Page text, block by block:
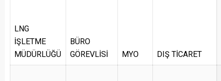
LNG
İŞLETME
MÜDÜRLÜĞÜ
BÜRO
GÖREVLİSİ
MYO DIŞ TİCARET